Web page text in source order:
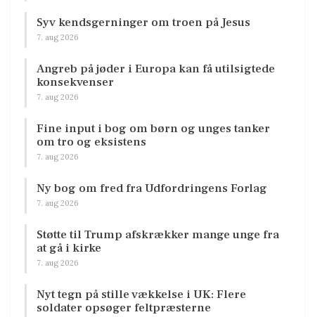
Syv kendsgerninger om troen på Jesus
7. aug 2026
Angreb på jøder i Europa kan få utilsigtede
konsekvenser
7. aug 2026
Fine input i bog om børn og unges tanker
om tro og eksistens
7. aug 2026
Ny bog om fred fra Udfordringens Forlag
7. aug 2026
Støtte til Trump afskrækker mange unge fra
at gå i kirke
7. aug 2026
Nyt tegn på stille vækkelse i UK: Flere
soldater opsøger feltpræsterne